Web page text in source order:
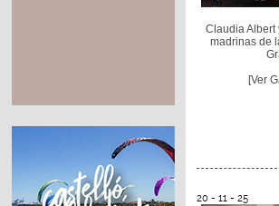
Claudia Albert
madrinas de
[Ver
20 - 11 - 25